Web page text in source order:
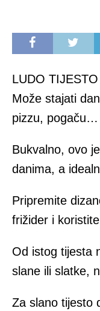
LUDO
Može stajati
pizzu, pogaču…
Bukvalno, ovo
danima, a
Pripremite
frižider i
Od istog tijesta
slane ili slatke,
Za slano tijesto